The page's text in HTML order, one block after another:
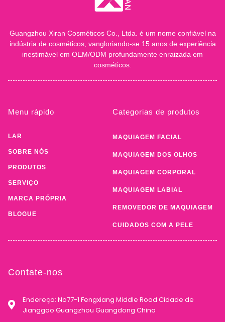
Guangzhou Xiran Cosméticos Co., Ltda. é um nome confiável na
indústria de cosméticos, vangloriando-se 15 anos de experiência
inestimável em OEM/ODM profundamente enraizada em
cosméticos.
Menu rápido
LAR
SOBRE NÓS
PRODUTOS
SERVIÇO
MARCA PRÓPRIA
BLOGUE
Categorias de produtos
MAQUIAGEM FACIAL
MAQUIAGEM DOS OLHOS
MAQUIAGEM CORPORAL
MAQUIAGEM LABIAL
REMOVEDOR DE MAQUIAGEM
CUIDADOS COM A PELE
Contate-nos
Endereço: No77-1 Fengxiang Middle Road Cidade de
Jianggao Guangzhou Guangdong China